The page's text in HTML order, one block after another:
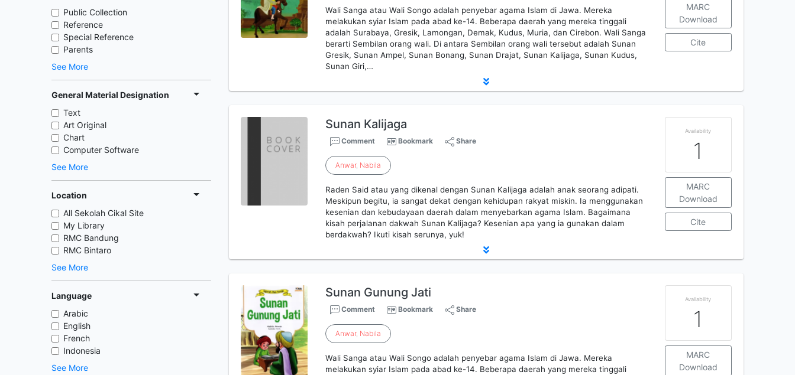
Public Collection
Reference
Special Reference
Parents
See More
General Material Designation
Text
Art Original
Chart
Computer Software
See More
Location
All Sekolah Cikal Site
My Library
RMC Bandung
RMC Bintaro
See More
Language
Arabic
English
French
Indonesia
See More
Wali Sanga atau Wali Songo adalah penyebar agama Islam di Jawa. Mereka
melakukan syiar Islam pada abad ke-14. Beberapa daerah yang mereka tinggali
adalah Surabaya, Gresik, Lamongan, Demak, Kudus, Muria, dan Cirebon. Wali Sanga
berarti Sembilan orang wali. Di antara Sembilan orang wali tersebut adalah Sunan
Gresik, Sunan Ampel, Sunan Bonang, Sunan Drajat, Sunan Kalijaga, Sunan Kudus,
Sunan Giri,…
MARC
Download
Cite
Sunan Kalijaga
Comment Bookmark Share
Anwar, Nabila
Raden Said atau yang dikenal dengan Sunan Kalijaga adalah anak seorang adipati.
Meskipun begitu, ia sangat dekat dengan kehidupan rakyat miskin. Ia menggunakan
kesenian dan kebudayaan daerah dalam menyebarkan agama Islam. Bagaimana
kisah perjalanan dakwah Sunan Kalijaga? Kesenian apa yang ia gunakan dalam
berdakwah? Ikuti kisah serunya, yuk!
Availability
1
MARC
Download
Cite
Sunan Gunung Jati
Comment Bookmark Share
Anwar, Nabila
Wali Sanga atau Wali Songo adalah penyebar agama Islam di Jawa. Mereka
melakukan syiar Islam pada abad ke-14. Beberapa daerah yang mereka tinggali
Availability
1
MARC
Download